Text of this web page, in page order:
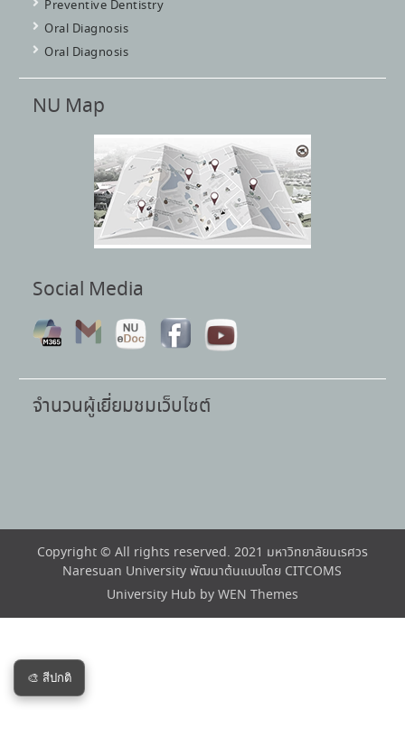
Preventive Dentistry
Oral Diagnosis
Oral Diagnosis
NU Map
Social Media
จำนวนผู้เยี่ยมชมเว็บไซต์
Copyright © All rights reserved. 2021 มหาวิทยาลัยนเรศวร
Naresuan University พัฒนาต้นแบบโดย CITCOMS
University Hub by WEN Themes
🎨 สีปกติ